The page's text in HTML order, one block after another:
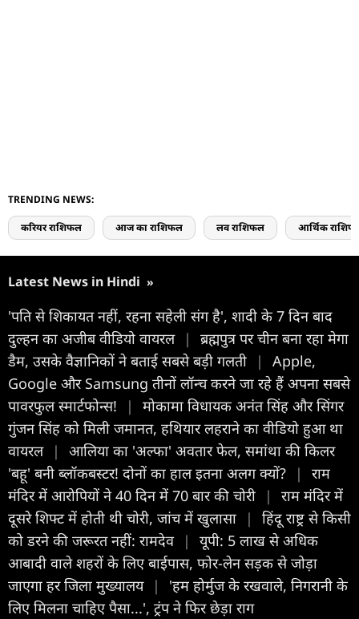
TRENDING NEWS:
करियर राशिफल आज का राशिफल लव राशिफल आर्थिक
Latest News in Hindi »
'पति से शिकायत नहीं, रहना सहेली संग है', शादी के 7 दिन बाद
दुल्हन का अजीब वीडियो वायरल |
ब्रह्मपुत्र पर चीन बना रहा मेगा
डैम, उसके वैज्ञानिकों ने बताई सबसे बड़ी गलती
|
Apple,
Google और Samsung तीनों लॉन्च करने जा रहे हैं अपना सबसे
पावरफुल स्मार्टफोन्स!
|
मोकामा विधायक अनंत सिंह और सिंगर
गुंजन सिंह को मिली जमानत, हथियार लहराने का वीडियो हुआ था
वायरल |
आलिया का 'अल्फा' अवतार फेल, समांथा की किलर
'बहू' बनी ब्लॉकबस्टर! दोनों का हाल इतना अलग क्यों?
|
राम
मंदिर में आरोपियों ने 40 दिन में 70 बार की चोरी
|
राम मंदिर में
दूसरे शिफ्ट में होती थी चोरी, जांच में खुलासा
|
हिंदू राष्ट्र से किसी
को डरने की जरूरत नहीं: रामदेव |
यूपी: 5 लाख से अधिक
आबादी वाले शहरों के लिए बाईपास, फोर-लेन सड़क से जोड़ा
जाएगा हर जिला मुख्यालय |
'हम होर्मुज के रखवाले, निगरानी के
लिए मिलना चाहिए पैसा...', ट्रंप ने फिर छेड़ा राग